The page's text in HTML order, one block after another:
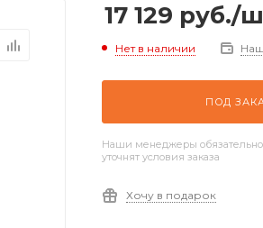
17 129 руб./
Нет в наличии
ПОД
Наши менеджеры
уточнят условия заказа
Хочу в подарок